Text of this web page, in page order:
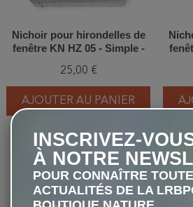
Nichoir pour hirondelles de
fenêtre KN HZ 05 - Simple -
25,00 €
AJOUTER AU PANIER
favorite_border
INSCRIVEZ-
À NOTRE
POUR CONNAÎTRE
ACTUALITÉS DE LA